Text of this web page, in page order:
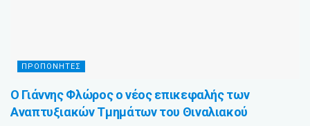
ΠΡΟΠΟΝΗΤΕΣ
Ο Γιάννης Φλώρος ο νέος επικεφαλής των
Αναπτυξιακών Τμημάτων του Θιναλιακού